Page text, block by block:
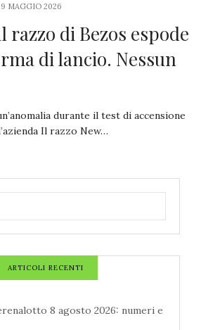
MAGGIO 2026
di Bezos espode
di lancio. Nessun
durante il test di accensione
Il razzo New…
ARTICOLI RECENTI
8 agosto 2026: numeri e